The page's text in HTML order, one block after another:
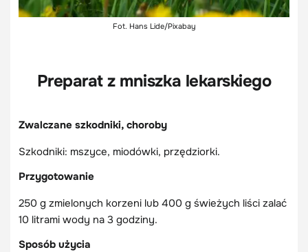
Fot. Hans Lide/Pixabay
Preparat z mniszka lekarskiego
Zwalczane szkodniki, choroby
Szkodniki: mszyce, miodówki, przędziorki.
Przygotowanie
250 g zmielonych korzeni lub 400 g świeżych liści zalać
10 litrami wody na 3 godziny.
Sposób użycia